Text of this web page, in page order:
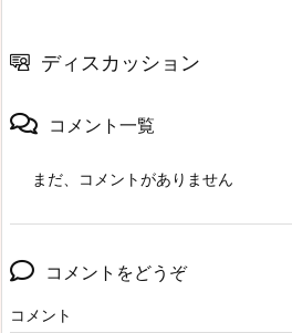
ディスカッション
コメント一覧
まだ、コメントがありません
コメントをどうぞ
コメント